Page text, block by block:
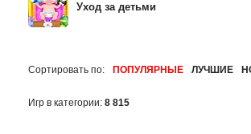
Уход за детьми
Сортировать по: ПОПУЛЯРНЫЕ ЛУЧШИЕ
Игр в категории: 8 815